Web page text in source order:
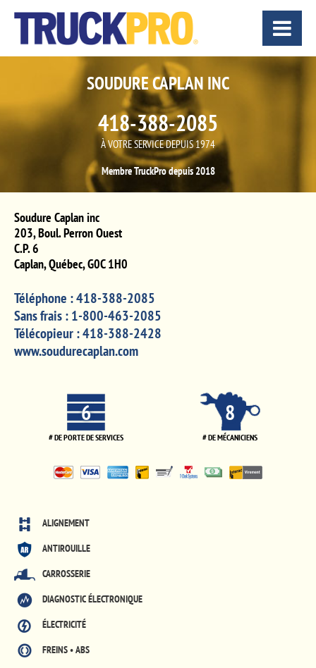
SOUDURE CAPLAN INC
418-388-2085
À VOTRE SERVICE DEPUIS 1974
Membre TruckPro depuis 2018
Soudure Caplan inc
203, Boul. Perron Ouest
C.P. 6
Caplan,Québec,G0C 1H0
Téléphone :418-388-2085
Sans frais :1-800-463-2085
Télécopieur :418-388-2428
www.soudurecaplan.com
6
# DE PORTE DE SERVICES
8
# DE MÉCANICIENS
ALIGNEMENT
ANTIROUILLE
CARROSSERIE
DIAGNOSTIC ÉLECTRONIQUE
ÉLECTRICITÉ
FREINS • ABS